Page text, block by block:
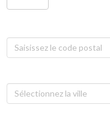
Saisissez le code postal
Sélectionnez la ville